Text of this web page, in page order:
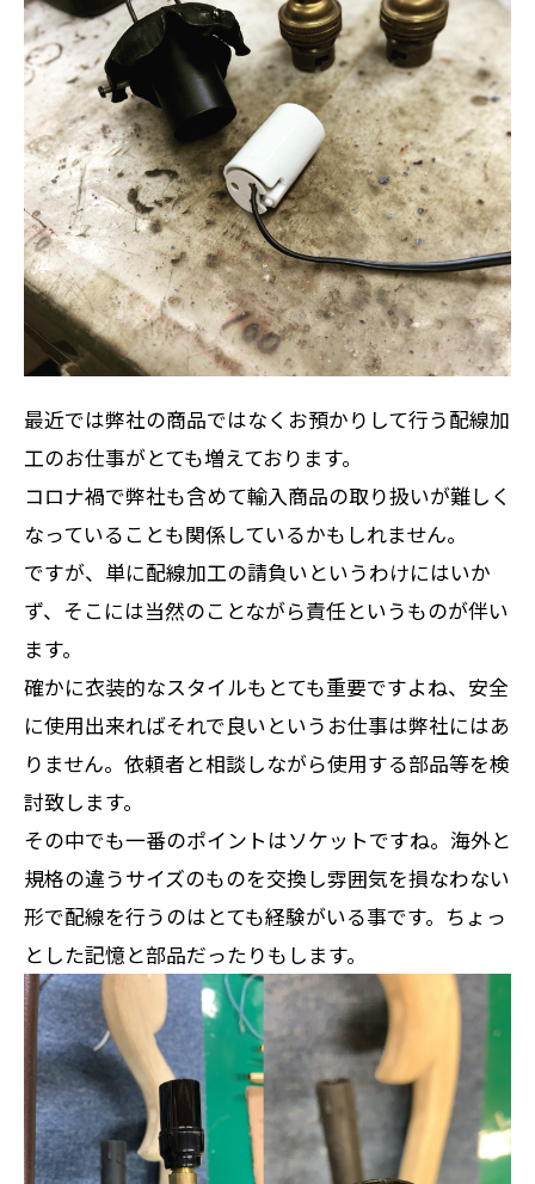
最近では弊社の商品ではなくお預かりして行う配線加
工のお仕事がとても増えております。
コロナ禍で弊社も含めて輸入商品の取り扱いが難しく
なっていることも関係しているかもしれません。
ですが、単に配線加工の請負いというわけにはいか
ず、そこには当然のことながら責任というものが伴い
ます。
確かに衣装的なスタイルもとても重要ですよね、安全
に使用出来ればそれで良いというお仕事は弊社にはあ
りません。依頼者と相談しながら使用する部品等を検
討致します。
その中でも一番のポイントはソケットですね。海外と
規格の違うサイズのものを交換し雰囲気を損なわない
形で配線を行うのはとても経験がいる事です。ちょっ
とした記憶と部品だったりもします。